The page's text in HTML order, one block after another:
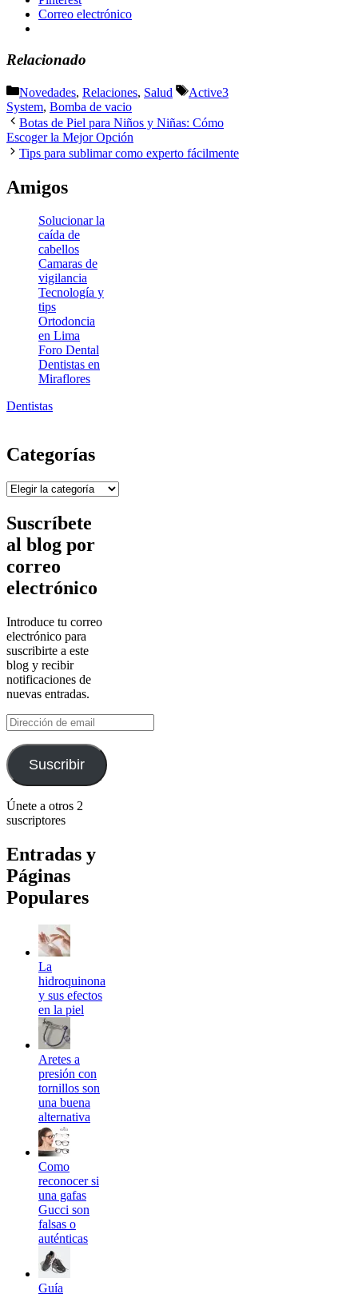
Correo electrónico
Relacionado
Categorías
Novedades, Relaciones, Salud Etiquetas
Active3
System, Bomba de vacio
Botas de Piel para Niños y Niñas: Cómo
Escoger la Mejor Opción
Tips para sublimar como experto fácilmente
Amigos
Solucionar la
caída de
cabellos
Camaras de
vigilancia
Tecnología y
tips
Ortodoncia
en Lima
Foro Dental
Dentistas en
Miraflores
Dentistas
Categorías
Categorías
Suscríbete
al blog por
correo
electrónico
Introduce tu correo
electrónico para
suscribirte a este
blog y recibir
notificaciones de
nuevas entradas.
Dirección
de
email
Suscribir
Únete a otros 2
suscriptores
Entradas y
Páginas
Populares
La
hidroquinona
y sus efectos
en la piel
Aretes a
presión con
tornillos son
una buena
alternativa
Como
reconocer si
una gafas
Gucci son
falsas o
auténticas
Guía